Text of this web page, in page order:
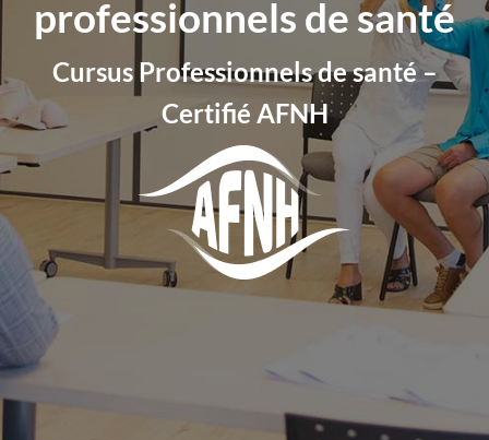
professionnels de santé
Cursus Professionnels de santé –
Certifié AFNH